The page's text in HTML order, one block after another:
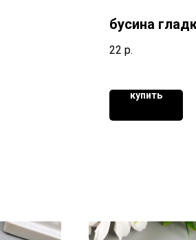
бусина
22 р.
купить